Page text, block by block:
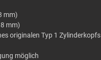
mm)
mm)
originalen Typ 1 Zylinderkopfs
möglich